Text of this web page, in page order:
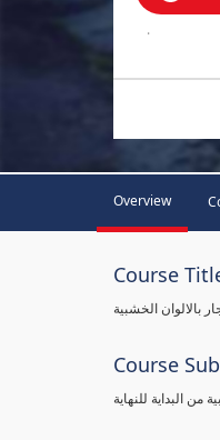
.
Overview
Course
بالالوان الخشبية
Course